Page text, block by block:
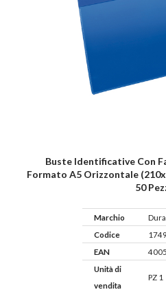
Buste Identificative Con
Formato A5 Orizzontale
50
Marchio
Codice
EAN
Unità di
vendita
PZ 1